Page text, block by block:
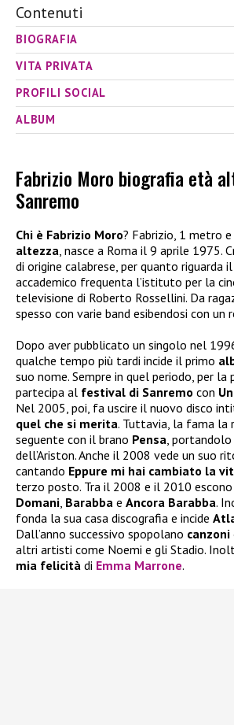
Contenuti
BIOGRAFIA
VITA PRIVATA
PROFILI SOCIAL
ALBUM
Fabrizio Moro biografia età
Sanremo
Chi è Fabrizio Moro? Fabrizio, 1 metro
altezza, nasce a Roma il 9 aprile 1975.
di origine calabrese, per quanto riguarda
accademico frequenta l’istituto per la
televisione di Roberto Rossellini. Da
spesso con varie band esibendosi con un
Dopo aver pubblicato un singolo nel
qualche tempo più tardi incide il primo
suo nome. Sempre in quel periodo, per la
partecipa al festival di Sanremo con
Nel 2005, poi, fa uscire il nuovo disco
quel che si merita. Tuttavia, la fama la
seguente con il brano Pensa,
dell’Ariston. Anche il 2008 vede un suo
cantando Eppure mi hai cambiato la
terzo posto. Tra il 2008 e il 2010
Domani, Barabba e Ancora Barabba.
fonda la sua casa discografia e incide
Dall’anno successivo spopolano canzoni
altri artisti come Noemi e gli Stadio.
mia felicità di Emma Marrone.